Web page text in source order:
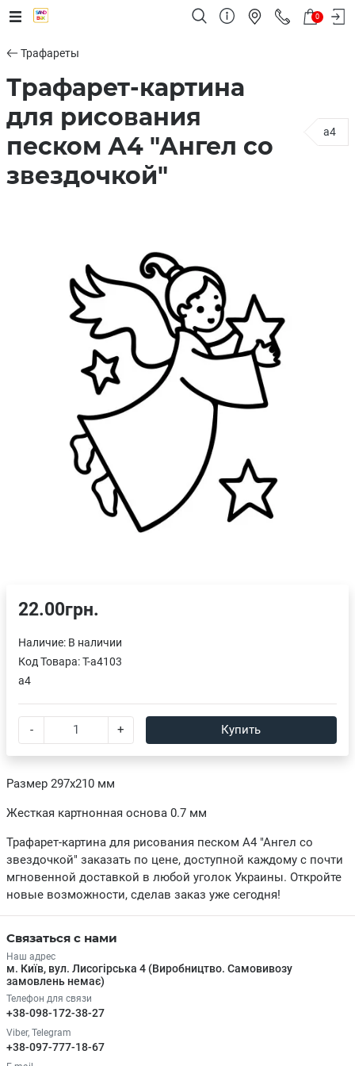
0
Трафареты
Трафарет-картина
для рисования
песком А4 "Ангел со
звездочкой"
a4
Размер 297х210 мм
Жесткая картнонная основа 0.7 мм
Трафарет-картина для рисования песком А4 "Ангел со
звездочкой" заказать по цене, доступной каждому с почти
мгновенной доставкой в любой уголок Украины. Откройте
новые возможности, сделав заказ уже сегодня!
22.00грн.
Наличие: В наличии
Код Товара:T-a4103
a4
- + Купить
Связаться с нами
Наш адрес
м. Київ, вул. Лисогірська 4 (Виробництво. Самовивозу
замовлень немає)
Телефон для связи
+38-098-172-38-27
Viber, Telegram
+38-097-777-18-67